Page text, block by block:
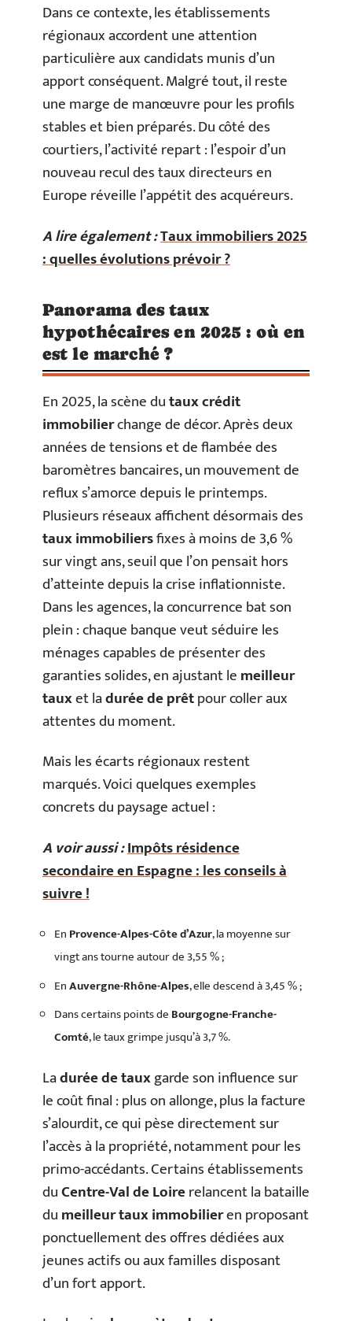
Dans ce contexte, les établissements
régionaux accordent une attention
particulière aux candidats munis d’un
apport conséquent. Malgré tout, il reste
une marge de manœuvre pour les profils
stables et bien préparés. Du côté des
courtiers, l’activité repart : l’espoir d’un
nouveau recul des taux directeurs en
Europe réveille l’appétit des acquéreurs.
A lire également :Taux immobiliers 2025
: quelles évolutions prévoir ?
Panorama des taux
hypothécaires en 2025 : où en
est le marché ?
En 2025, la scène dutaux crédit
immobilierchange de décor. Après deux
années de tensions et de flambée des
baromètres bancaires, un mouvement de
reflux s’amorce depuis le printemps.
Plusieurs réseaux affichent désormais des
taux immobiliersfixes à moins de 3,6 %
sur vingt ans, seuil que l’on pensait hors
d’atteinte depuis la crise inflationniste.
Dans les agences, la concurrence bat son
plein : chaque banque veut séduire les
ménages capables de présenter des
garanties solides, en ajustant lemeilleur
tauxet ladurée de prêtpour coller aux
attentes du moment.
Mais les écarts régionaux restent
marqués. Voici quelques exemples
concrets du paysage actuel :
A voir aussi :Impôts résidence
secondaire en Espagne : les conseils à
suivre !
En Provence-Alpes-Côte d’Azur, la moyenne sur
vingt ans tourne autour de 3,55 % ;
EnAuvergne-Rhône-Alpes, elle descend à 3,45 % ;
Dans certains points de Bourgogne-Franche-
Comté, le taux grimpe jusqu’à 3,7 %.
Ladurée de tauxgarde son influence sur
le coût final : plus on allonge, plus la facture
s’alourdit, ce qui pèse directement sur
l’accès à la propriété, notamment pour les
primo-accédants. Certains établissements
duCentre-Val de Loirerelancent la bataille
dumeilleur taux immobilieren proposant
ponctuellement des offres dédiées aux
jeunes actifs ou aux familles disposant
d’un fort apport.